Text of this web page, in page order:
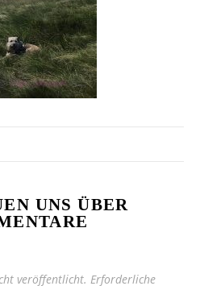
UNS ÜBER
veröffentlicht. Erforderliche